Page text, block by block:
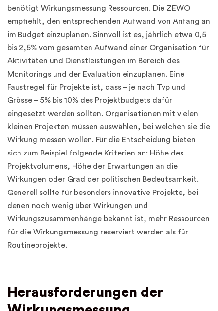
benötigt Wirkungsmessung Ressourcen. Die ZEWO
empfiehlt, den entsprechenden Aufwand von Anfang an
im Budget einzuplanen. Sinnvoll ist es, jährlich etwa 0,5
bis 2,5% vom gesamten Aufwand einer Organisation für
Aktivitäten und Dienstleistungen im Bereich des
Monitorings und der Evaluation einzuplanen. Eine
Faustregel für Projekte ist, dass – je nach Typ und
Grösse – 5% bis 10% des Projektbudgets dafür
eingesetzt werden sollten. Organisationen mit vielen
kleinen Projekten müssen auswählen, bei welchen sie die
Wirkung messen wollen. Für die Entscheidung bieten
sich zum Beispiel folgende Kriterien an: Höhe des
Projektvolumens, Höhe der Erwartungen an die
Wirkungen oder Grad der politischen Bedeutsamkeit.
Generell sollte für besonders innovative Projekte, bei
denen noch wenig über Wirkungen und
Wirkungszusammenhänge bekannt ist, mehr Ressourcen
für die Wirkungsmessung reserviert werden als für
Routineprojekte.
Herausforderungen der